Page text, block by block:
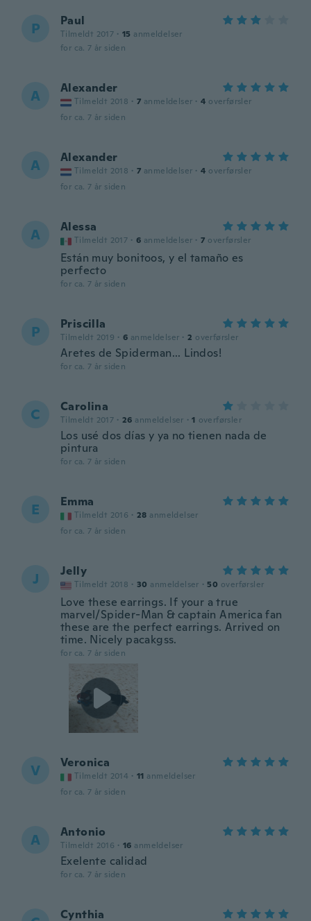
P Paul
Tilmeldt 2017 · 15 anmeldelser
for ca. 7 år siden
A Alexander
Tilmeldt 2018 · 7 anmeldelser · 4 overførsler
for ca. 7 år siden
A Alexander
Tilmeldt 2018 · 7 anmeldelser · 4 overførsler
for ca. 7 år siden
A Alessa
Tilmeldt 2017 · 6 anmeldelser · 7 overførsler
Están muy bonitoos, y el tamaño es
perfecto
for ca. 7 år siden
P Priscilla
Tilmeldt 2019 · 6 anmeldelser · 2 overførsler
Aretes de Spiderman... Lindos!
for ca. 7 år siden
C Carolina
Tilmeldt 2017 · 26 anmeldelser · 1 overførsler
Los usé dos días y ya no tienen nada de
pintura
for ca. 7 år siden
E Emma
Tilmeldt 2016 · 28 anmeldelser
for ca. 7 år siden
J Jelly
Tilmeldt 2018 · 30 anmeldelser · 50 overførsler
Love these earrings. If your a true
marvel/Spider-Man & captain America fan
these are the perfect earrings. Arrived on
time. Nicely pacakgss.
for ca. 7 år siden
V Veronica
Tilmeldt 2014 · 11 anmeldelser
for ca. 7 år siden
A Antonio
Tilmeldt 2016 · 16 anmeldelser
Exelente calidad
for ca. 7 år siden
Cynthia